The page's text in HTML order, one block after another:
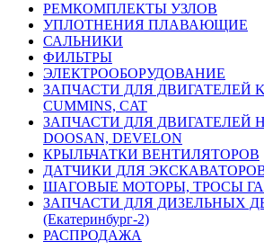
РЕМКОМПЛЕКТЫ УЗЛОВ
УПЛОТНЕНИЯ ПЛАВАЮЩИЕ
САЛЬНИКИ
ФИЛЬТРЫ
ЭЛЕКТРООБОРУДОВАНИЕ
ЗАПЧАСТИ ДЛЯ ДВИГАТЕЛЕЙ
CUMMINS, CAT
ЗАПЧАСТИ ДЛЯ ДВИГАТЕЛЕЙ
DOOSAN, DEVELON
КРЫЛЬЧАТКИ ВЕНТИЛЯТОРОВ
ДАТЧИКИ ДЛЯ
ШАГОВЫЕ МОТОРЫ, ТРОСЫ
ЗАПЧАСТИ ДЛЯ ДИЗЕЛЬНЫХ
(Екатеринбург-2)
РАСПРОДАЖА